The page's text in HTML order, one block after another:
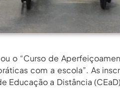
o “Curso de
com a escola”. As
Educação a Distância